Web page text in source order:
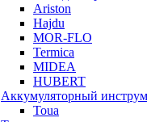
Ariston
Hajdu
MOR-FLO
Termica
MIDEA
HUBERT
Аккумуляторный
Toua